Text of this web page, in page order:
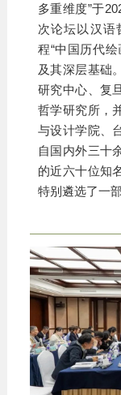
多重维度”于
次论坛以汉语
程“中国历代
及其深层基础
研究中心、复
哲学研究所，
与设计学院、
自国内外三十
的近六十位知
特别遴选了一